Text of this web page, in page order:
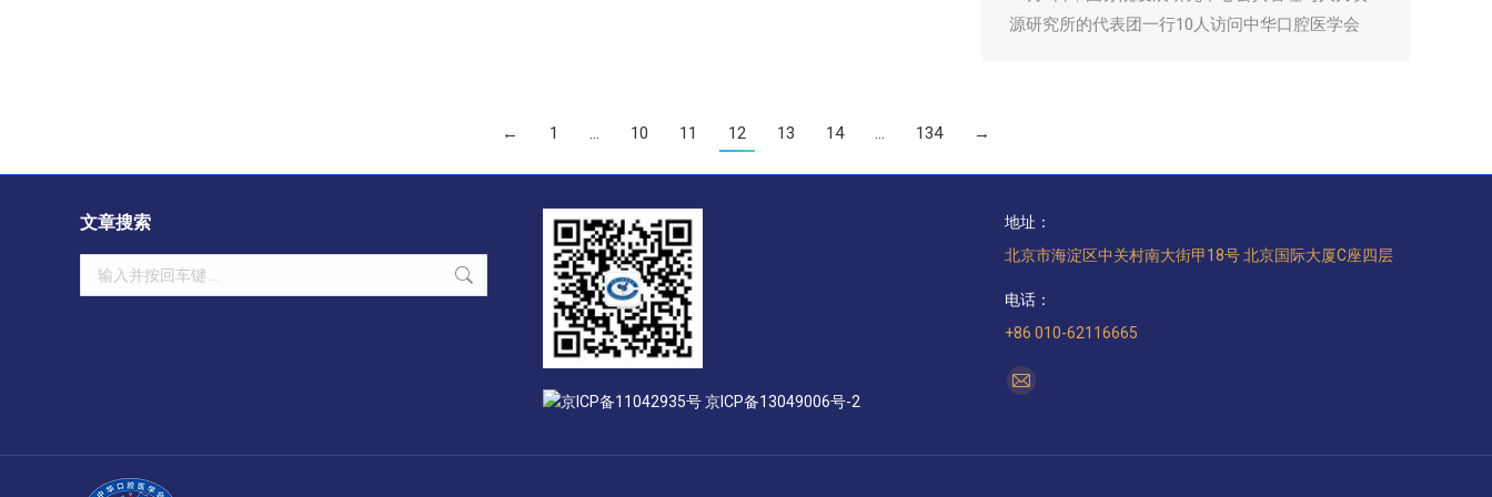
源研究所的代表团一行10人访问中华口腔医学会
← 1 … 10 11 12 13 14 … 134 →
文章搜索
Search:
京ICP备11042935号 京ICP备13049006号-2
地址：
北京市海淀区中关村南大街甲18号 北京国际大厦C座四层
电话：
+86 010-62116665
找到我们：
Mail
opens